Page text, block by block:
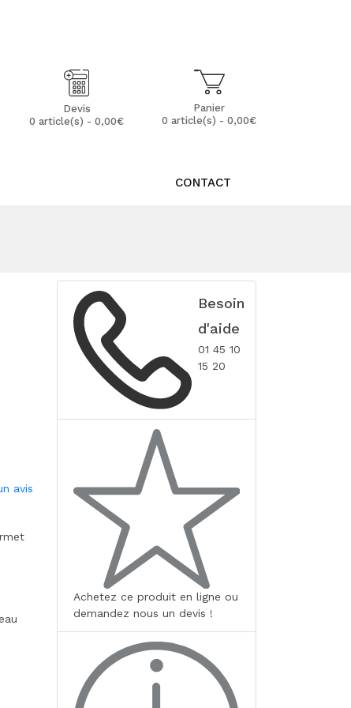
Panier
0 article(s) - 0,00€
Devis
0 article(s) - 0,00€
CONTACT
avis
Besoin
d'aide
01 45 10
15 20
Achetez ce produit en ligne ou
demandez nous un devis !